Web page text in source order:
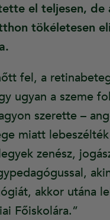
el teljesen,
tökéletesen
fel, a
ugyan a szeme
szerette –
miatt
zenész,
akkor utána
Főiskolára.”